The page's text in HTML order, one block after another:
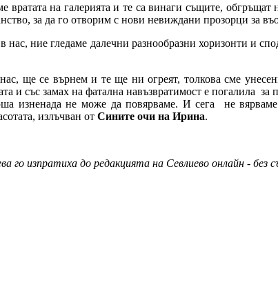
на галерията и те са винаги същите,
за да го отворим с нови невиждани прозорци за
ние гледаме далечни разнообразни хоризонти и
ще се върнем и те ще ни огреят, толкова сме
и със замах на фатална навъзвратимост е погалила
изненада не може да повярваме. И сега не
излъчван от Сините очи на Ирина.
изпратиха до редакцията на Севлиево онлайн - без